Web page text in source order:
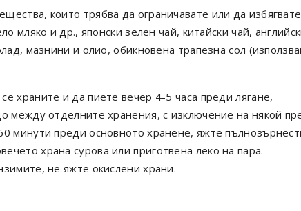
които трябва да ограничавате или да
мляко и др., японски зелен чай, китайски чай,
мазнини и олио, обикновена трапезна сол
храните и да пиете вечер 4-5 часа преди лягане,
между отделните хранения, с изключение на някой
минути преди основното хранене, яжте
храна сурова или приготвена леко на пара.
не яжте окислени храни.